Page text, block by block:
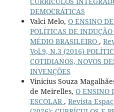
DEMOCRÁTICAS
Valci Melo, O ENSINO
POLÍTICAS DE
MÉDIO BRASILEIRO ,
Vol.9, N.3 (2016)
COTIDIANOS, NOVOS
INVENÇÕES
Vinicius Souza
de Meirelles, O ENSINO
ESCOLAR, Revista